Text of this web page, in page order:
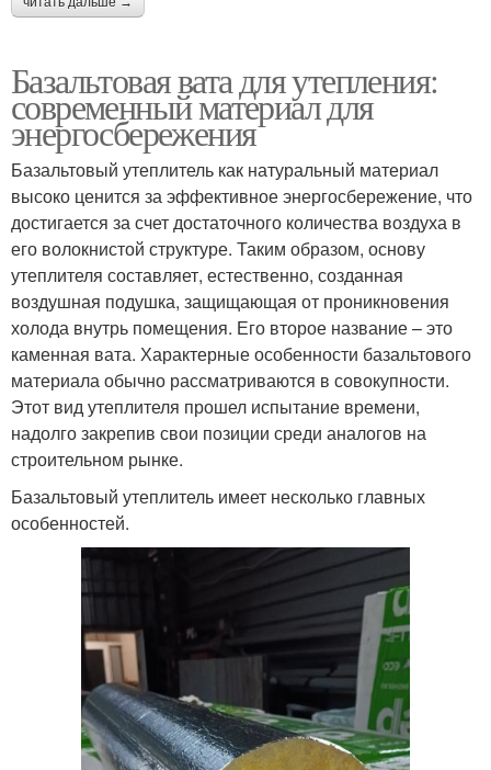
Базальтовая вата для утепления:
современный материал для
энергосбережения
Базальтовый утеплитель как натуральный материал
высоко ценится за эффективное энергосбережение, что
достигается за счет достаточного количества воздуха в
его волокнистой структуре. Таким образом, основу
утеплителя составляет, естественно, созданная
воздушная подушка, защищающая от проникновения
холода внутрь помещения. Его второе название – это
каменная вата. Характерные особенности базальтового
материала обычно рассматриваются в совокупности.
Этот вид утеплителя прошел испытание времени,
надолго закрепив свои позиции среди аналогов на
строительном рынке.
Базальтовый утеплитель имеет несколько главных
особенностей.